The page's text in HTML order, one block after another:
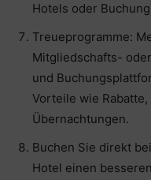
Hotels oder
Treueprogramme:
Mitgliedschafts-
und
Vorteile wie
Übernachtungen.
Buchen Sie direkt
Hotel einen